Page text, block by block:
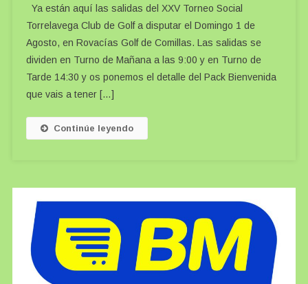
Ya están aquí las salidas del XXV Torneo Social
Torrelavega Club de Golf a disputar el Domingo 1 de
Agosto, en Rovacías Golf de Comillas. Las salidas se
dividen en Turno de Mañana a las 9:00 y en Turno de
Tarde 14:30 y os ponemos el detalle del Pack Bienvenida
que vais a tener […]
Continúe leyendo